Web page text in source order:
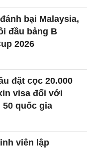
bại Malaysia,
đầu bảng B
2026
đặt cọc 20.000
visa đối với
50 quốc gia
viên lập